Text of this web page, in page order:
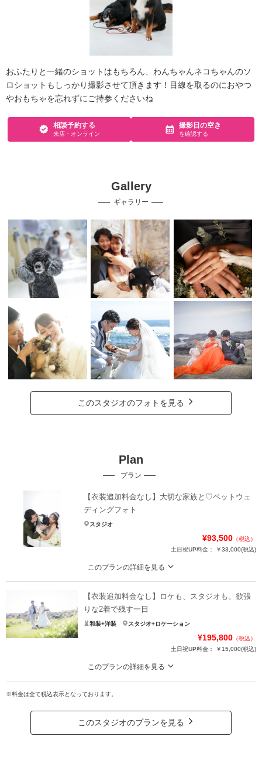
おふたりと一緒のショットはもちろん、わんちゃんネコちゃんのソ
ロショットもしっかり撮影させて頂きます！目線を取るのにおやつ
やおもちゃを忘れずにご持参くださいね
相談予約する
来店・オンライン
撮影日の空き
を確認する
Gallery
ギャラリー
このスタジオのフォトを見る
Plan
プラン
【衣装追加料金なし】大切な家族と♡ペットウェ
ディングフォト
スタジオ
¥93,500 （税込）
土日祝UP料金：
￥33,000(税込)
このプランの詳細を見る
大切な家族と残す一日
●撮影内容：洋装スタジオ撮影 《1日1組様限定》
・事前試着OK（フィッティング：1時間）
・ドレス、タキシード、打掛、紋服代込み
・データ80カット
★ペットの制約は全くありません。
新婦衣装1着
着付け ヘアメイク 小物一式
【衣装追加料金なし】ロケも、スタジオも。欲張
りな2着で残す一日
和装+洋装 スタジオ+ロケーション
¥195,800 （税込）
土日祝UP料金：
￥15,000(税込)
このプランの詳細を見る
ロケも、スタジオも。欲張りな2着で残す一日。
●プラン詳細
・ドレス、タキシード、打掛、紋服
・ヘアメイク2着分
※料金は全て税込表示となっております。
このスタジオのプランを見る